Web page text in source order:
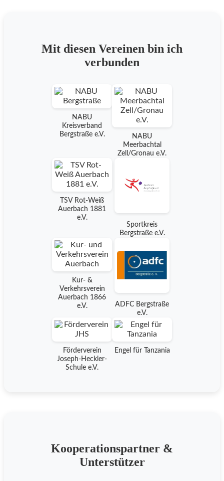
Mit diesen Vereinen bin ich
verbunden
NABU
Kreisverband
Bergstraße e.V.
NABU
Meerbachtal
Zell/Gronau e.V.
TSV Rot-Weiß
Auerbach 1881
e.V.
Sportkreis
Bergstraße e.V.
Kur- &
Verkehrsverein
Auerbach 1866
e.V.
ADFC Bergstraße
e.V.
Förderverein
Joseph-Heckler-
Schule e.V.
Engel für Tanzania
Kooperationspartner &
Unterstützer